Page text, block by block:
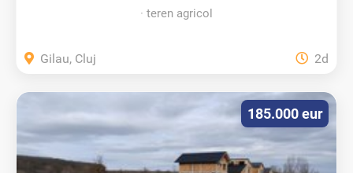
teren agricol
Gilau, Cluj 2d
185.000 eur